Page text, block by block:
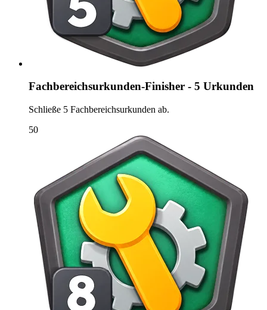
Fachbereichsurkunden-Finisher - 5 Urkunden
Schließe 5 Fachbereichsurkunden ab.
50